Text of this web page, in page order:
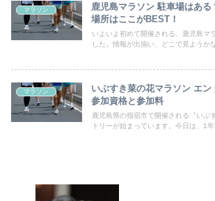
マラソン
鹿児島マラソン 駐車場はある
場所はここがBEST！
いよいよ初めて開催される、鹿児島マ
した。情報が出揃い、どこで見ようか
マラソン
いぶすき菜の花マラソン エン
参加資格と参加料
鹿児島県の指宿市で開催される『いぶ
トリーが始まっています。今日は、1年